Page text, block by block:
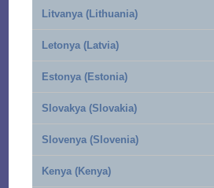
Litvanya (Lithuania)
Letonya (Latvia)
Estonya (Estonia)
Slovakya (Slovakia)
Slovenya (Slovenia)
Kenya (Kenya)